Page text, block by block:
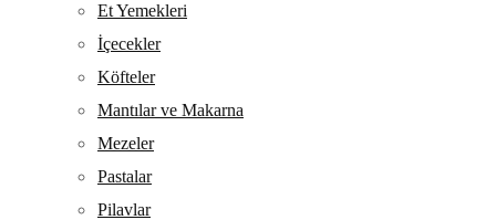
Et Yemekleri
İçecekler
Köfteler
Mantılar ve Makarna
Mezeler
Pastalar
Pilavlar